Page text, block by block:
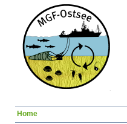
Navigation
Home